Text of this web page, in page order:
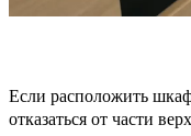
Если расположить
отказаться от части